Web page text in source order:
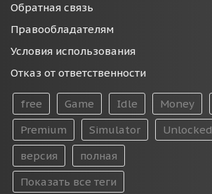
Обратная связь
Правообладателям
Условия использования
Отказ от ответственности
free Game Idle Money
Premium
Simulator Unlocked
версия
полная
Показать все теги